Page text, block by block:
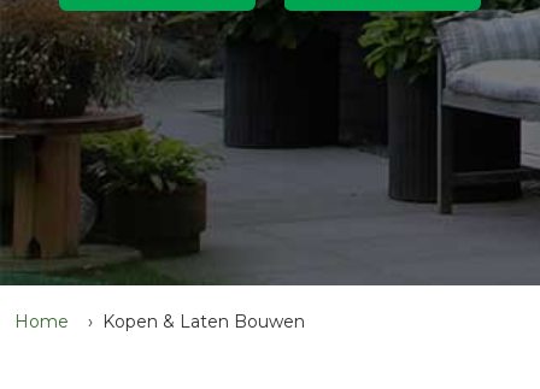
Home Kopen & Laten Bouwen